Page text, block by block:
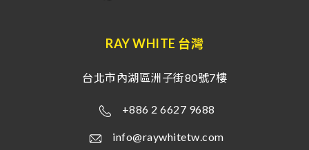
RAY WHITE 台灣
台北市內湖區洲子街80號7樓
+886 2 6627 9688
info@raywhitetw.com